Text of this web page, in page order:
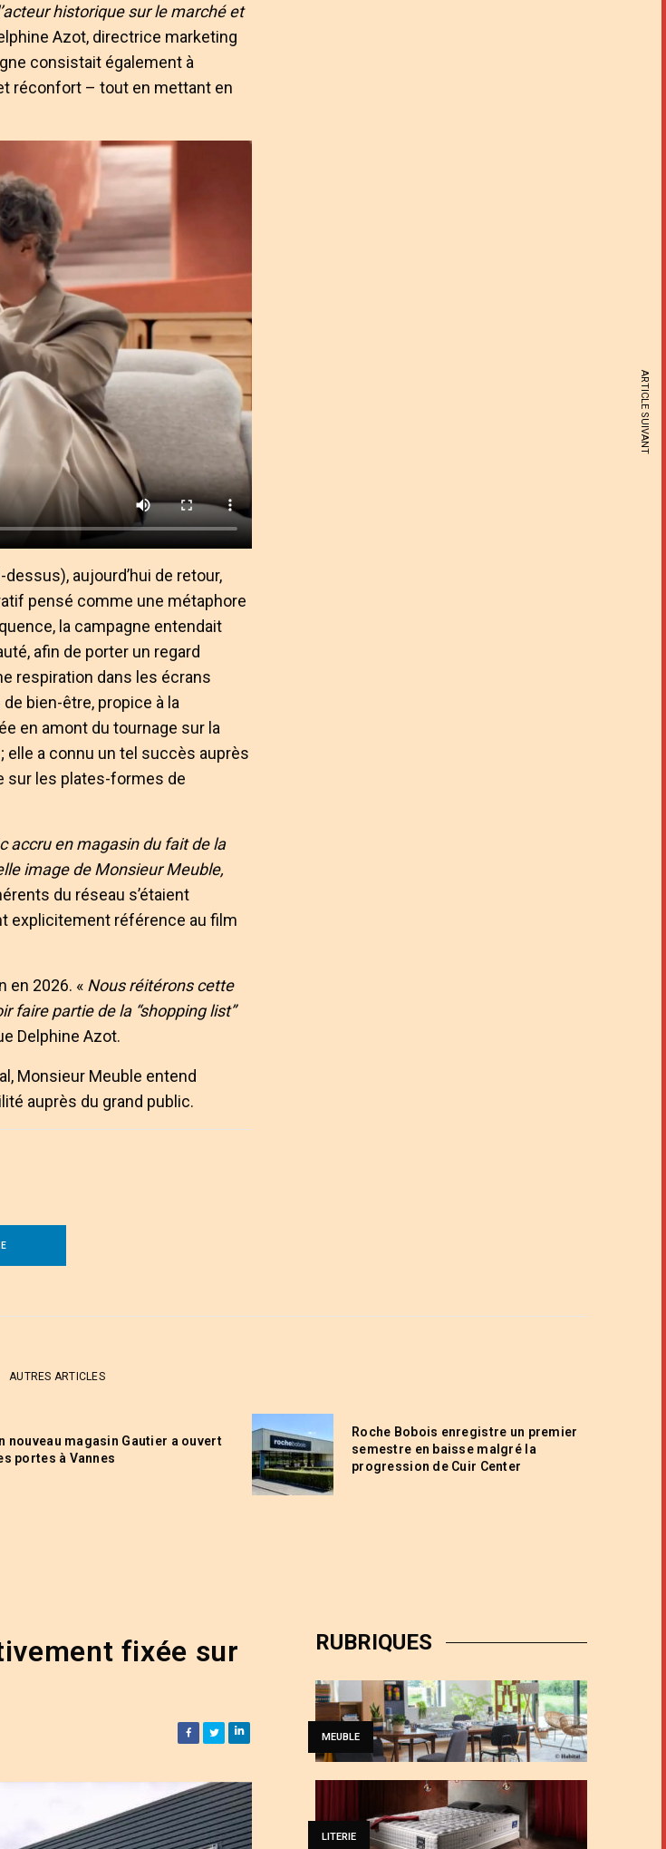
historique sur le marché et
Azot, directrice marketing
consistait également à
réconfort – tout en mettant en
aujourd’hui de retour,
pensé comme une métaphore
la campagne entendait
afin de porter un regard
respiration dans les écrans
bien-être, propice à la
en amont du tournage sur la
elle a connu un tel succès auprès
sur les plates-formes de
accru en magasin du fait de la
image de Monsieur Meuble,
du réseau s’étaient
explicitement référence au film
en 2026. « Nous réitérons cette
faire partie de la “shopping list”
Delphine Azot.
Monsieur Meuble entend
auprès du grand public.
ARTICLE SUIVANT
AUTRES ARTICLES
nouveau magasin Gautier a ouvert
portes à Vannes
Roche Bobois enregistre un premier
semestre en baisse malgré la
progression de Cuir Center
fixée sur
RUBRIQUES
MEUBLE
LITERIE